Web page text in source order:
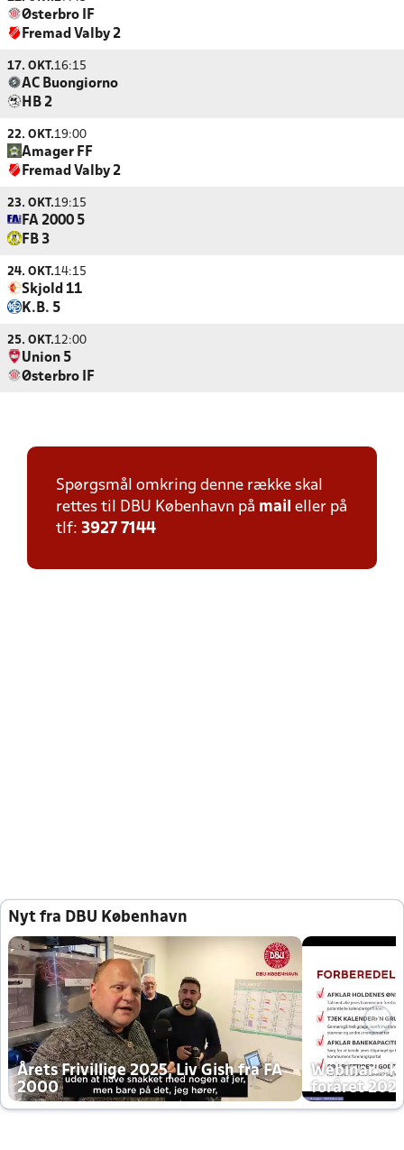
Østerbro IF
Fremad Valby 2
17. OKT.16:15
AC Buongiorno
HB 2
22. OKT.19:00
Amager FF
Fremad Valby 2
23. OKT.19:15
FA 2000 5
FB 3
24. OKT.14:15
Skjold 11
K.B. 5
25. OKT.12:00
Union 5
Østerbro IF
Spørgsmål omkring denne række skal
rettes til DBU København på mail eller på
tlf: 3927 7144
Nyt fra DBU København
Årets Frivillige 2025, Liv Gish fra FA
2000
Webinar -
foråret